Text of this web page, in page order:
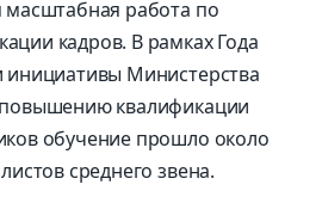
масштабная работа по
кадров. В рамках Года
Министерства
квалификации
обучение прошло около
среднего звена.